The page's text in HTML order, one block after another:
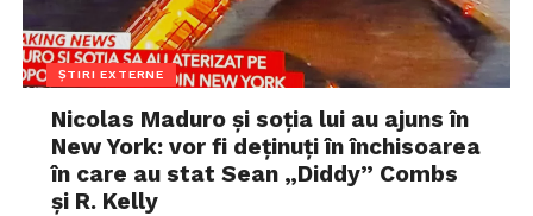
ȘTIRI EXTERNE
Nicolas Maduro și soția lui au ajuns în
New York: vor fi deținuți în închisoarea
în care au stat Sean „Diddy” Combs
și R. Kelly